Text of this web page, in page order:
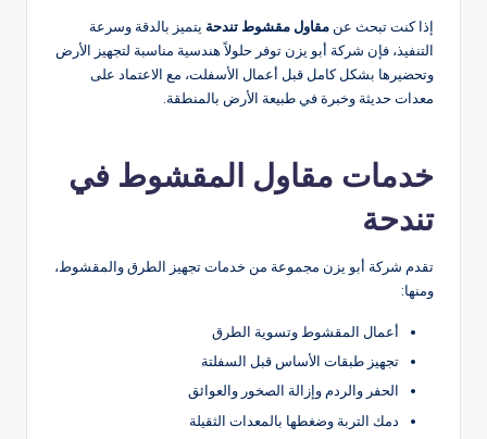
إذا كنت تبحث عن مقاول مقشوط تندحة يتميز بالدقة وسرعة
التنفيذ، فإن شركة أبو يزن توفر حلولاً هندسية مناسبة لتجهيز الأرض
وتحضيرها بشكل كامل قبل أعمال الأسفلت، مع الاعتماد على
معدات حديثة وخبرة في طبيعة الأرض بالمنطقة.
خدمات مقاول المقشوط في
تندحة
تقدم شركة أبو يزن مجموعة من خدمات تجهيز الطرق والمقشوط،
ومنها:
أعمال المقشوط وتسوية الطرق
تجهيز طبقات الأساس قبل السفلتة
الحفر والردم وإزالة الصخور والعوائق
دمك التربة وضغطها بالمعدات الثقيلة